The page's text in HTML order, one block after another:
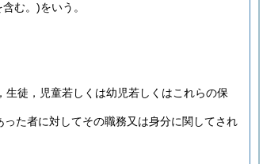
含む。)をいう。
徒，児童若しくは幼児若しくはこれらの保
った者に対してその職務又は身分に関してされ